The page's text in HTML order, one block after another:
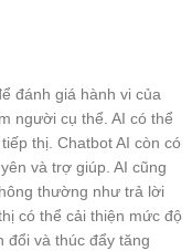
đánh giá hành vi của
người cụ thể. AI có thể
thị. Chatbot AI còn có
và trợ giúp. AI cũng
thường như trả lời
có thể cải thiện mức độ
đổi và thúc đẩy tăng